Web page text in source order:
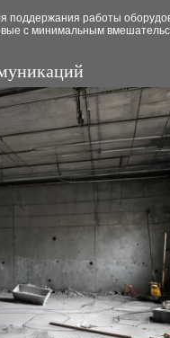
поддержания работы
с минимальным